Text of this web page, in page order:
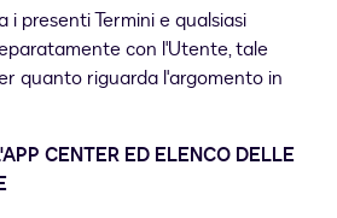
presenti Termini e qualsiasi
con l'Utente, tale
quanto riguarda l'argomento in
CENTER ED ELENCO DELLE